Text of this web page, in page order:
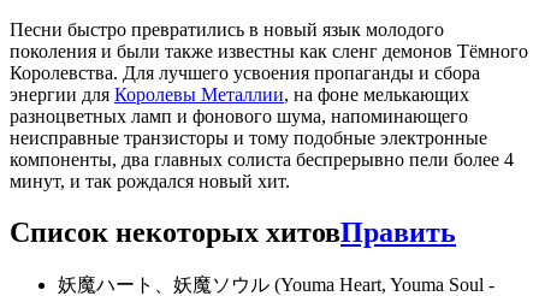
Песни быстро превратились в новый язык молодого
поколения и были также известны как сленг демонов Тёмного
Королевства. Для лучшего усвоения пропаганды и сбора
энергии для Королевы Металлии, на фоне мелькающих
разноцветных ламп и фонового шума, напоминающего
неисправные транзисторы и тому подобные электронные
компоненты, два главных солиста беспрерывно пели более 4
минут, и так рождался новый хит.
Список некоторых хитовПравить
妖魔ハート、妖魔ソウル (Youma Heart, Youma Soul -